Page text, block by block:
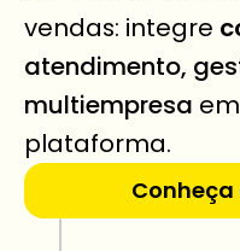
vendas: integre
atendimento,
multiempresa
plataforma.
Conheça